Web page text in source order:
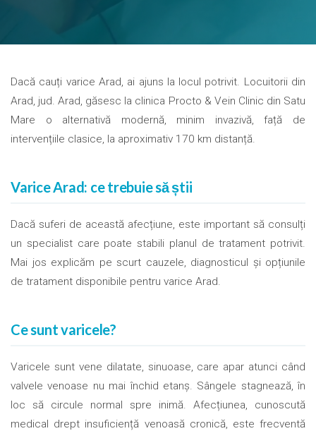
Dacă cauți varice Arad, ai ajuns la locul potrivit. Locuitorii din
Arad, jud. Arad, găsesc la clinica Procto & Vein Clinic din Satu
Mare o alternativă modernă, minim invazivă, față de
intervențiile clasice, la aproximativ 170 km distanță.
Varice Arad: ce trebuie să știi
Dacă suferi de această afecțiune, este important să consulți
un specialist care poate stabili planul de tratament potrivit.
Mai jos explicăm pe scurt cauzele, diagnosticul și opțiunile
de tratament disponibile pentru varice Arad.
Ce sunt varicele?
Varicele sunt vene dilatate, sinuoase, care apar atunci când
valvele venoase nu mai închid etanș. Sângele stagnează, în
loc să circule normal spre inimă. Afecțiunea, cunoscută
medical drept insuficiență venoasă cronică, este frecventă